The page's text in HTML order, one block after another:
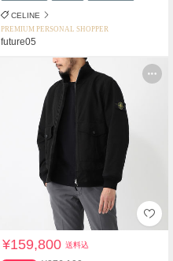
CELINE
PREMIUM PERSONAL SHOPPER
future05
¥159,800送料込